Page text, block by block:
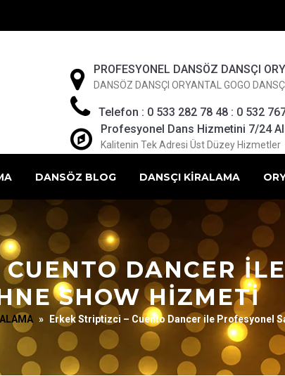
PROFESYONEL DANSÖZ DANSÇI
DANSÖZ DANSÇI ORYANTAL GOGO
Telefon : 0 533 282 78 48 : 0 532
Profesyonel Dans Hizmetini 7/24
Kalitenin Tek Adresi Üst Düzey Hizmetler
DANSÖZ BLOG DANSÇI KİRALAMA
DANCER
SHOW HIZMETI
» Erkek Striptizci – Cuento Dancer ile Profesyonel